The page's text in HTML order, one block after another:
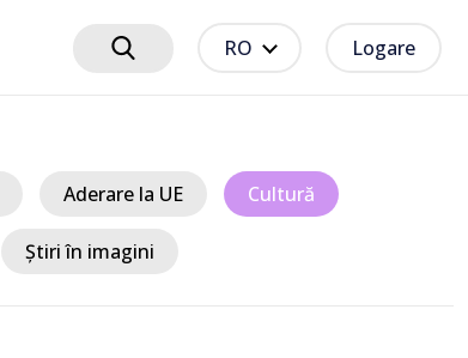
RO Logare
Aderare la UE Cultură
Știri în imagini